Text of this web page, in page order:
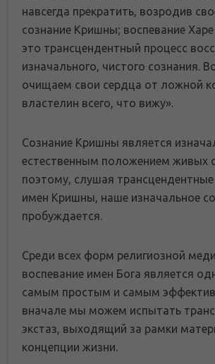
навсегда прекратить, возродив
сознание Кришны; воспевание
это трансцендентный процесс
изначального, чистого сознания.
очищаем свои сердца от ложной
властелин всего, что вижу».
Сознание Кришны является
естественным положением живых
поэтому, слушая
имен Кришны, наше изначальное
пробуждается.
Среди всех форм религиозной
воспевание имен Бога является
самым простым и самым
вначале мы можем испытать
экстаз, выходящий за рамки
концепции жизни.